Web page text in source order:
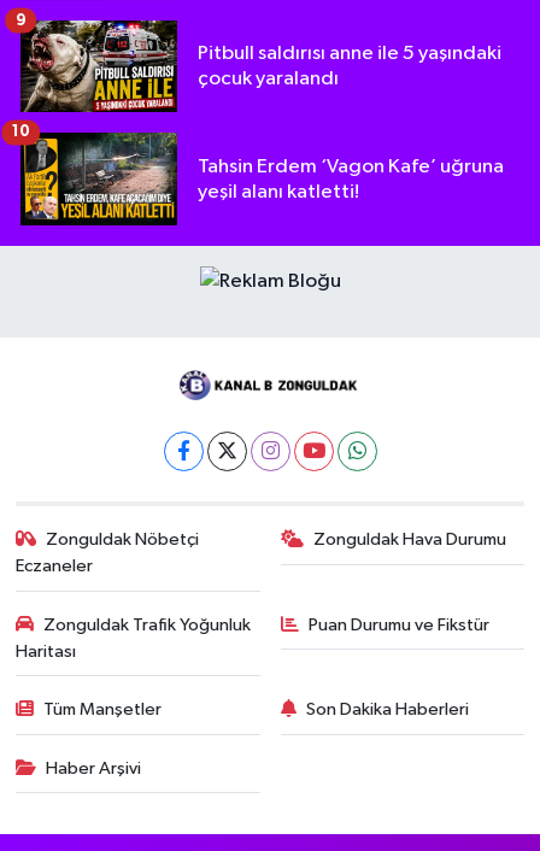
Pitbull saldırısı anne ile 5 yaşındaki
çocuk yaralandı
9
Tahsin Erdem ‘Vagon Kafe’ uğruna
yeşil alanı katletti!
10
Zonguldak Nöbetçi
Eczaneler
Zonguldak Hava Durumu
Zonguldak Trafik Yoğunluk
Haritası
Puan Durumu ve Fikstür
Tüm Manşetler Son Dakika Haberleri
Haber Arşivi